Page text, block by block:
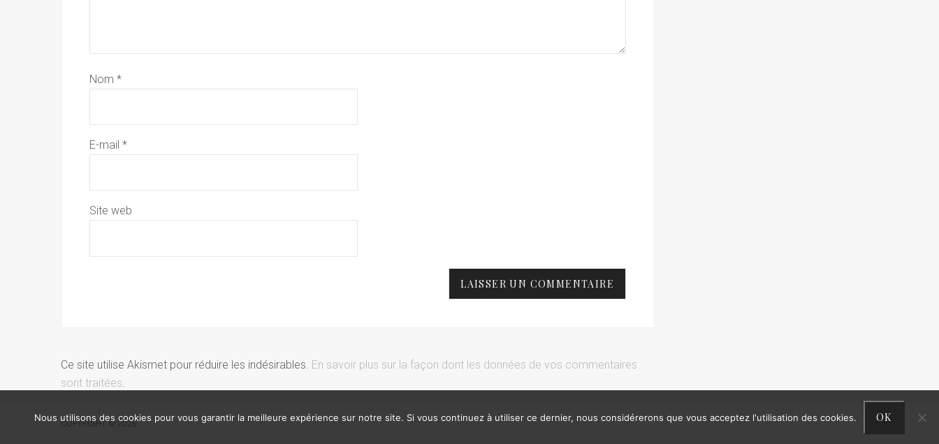
Nom *
E-mail *
Site web
Ce site utilise Akismet pour réduire les indésirables. En savoir plus sur la façon dont les données de vos commentaires
sont traitées.
COPYRIGHT © 2026
Nous utilisons des cookies pour vous garantir la meilleure expérience sur notre site. Si vous continuez à utiliser ce dernier, nous considérerons que vous acceptez l'utilisation des cookies. OK